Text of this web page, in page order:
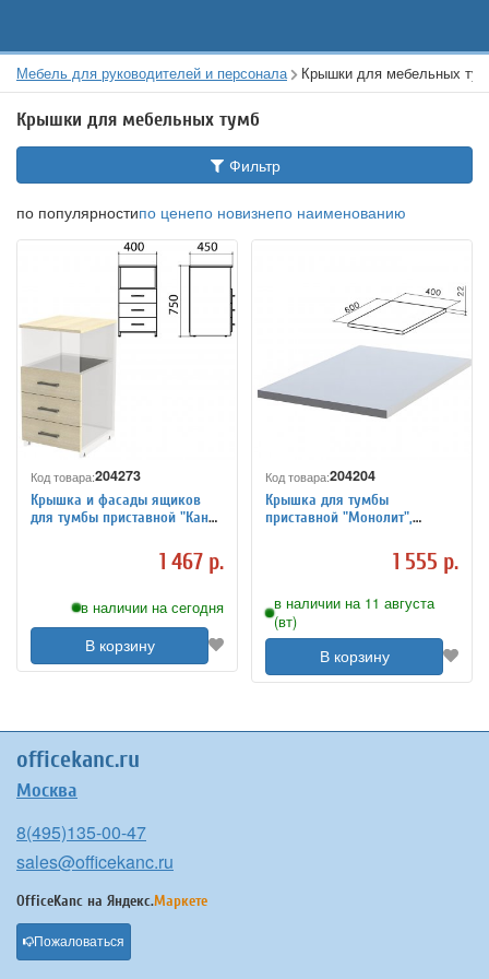
Мебель для руководителей и персонала Крышки для мебельных
Крышки для мебельных тумб
Фильтр
по популярностипо ценепо новизнепо наименованию
Код товара:204273
Крышка и фасады ящиков
для тумбы приставной "Канц"
1 467 р.
в наличии на сегодня
В корзину
Код товара:204204
Крышка для тумбы
приставной "Монолит",
1 555 р.
в наличии на 11 августа
(вт)
В корзину
officekanc.ru
Москва
8(495)135-00-47
sales@officekanc.ru
OfficeKanc на Яндекс.Маркете
Пожаловаться